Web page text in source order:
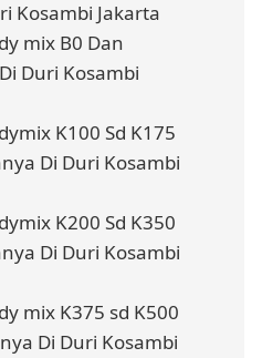
Kosambi Jakarta
mix B0 Dan
Duri Kosambi
K100 Sd K175
Di Duri Kosambi
K200 Sd K350
Di Duri Kosambi
mix K375 sd K500
Di Duri Kosambi